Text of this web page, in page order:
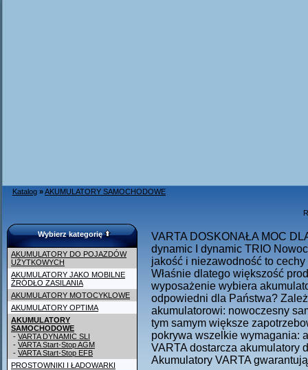
Katalog »AKUMULATORY SAMOCHODOWE
Wybierz kategorię
AKUMULATORY DO POJAZDÓW
UŻYTKOWYCH
AKUMULATORY JAKO MOBILNE
ŹRÓDŁO ZASILANIA
AKUMULATORY MOTOCYKLOWE
AKUMULATORY OPTIMA
AKUMULATORY
SAMOCHODOWE
- VARTA DYNAMIC SLI
- VARTA Start-Stop AGM
- VARTA Start-Stop EFB
PROSTOWNIKI I ŁADOWARKI
VARTA DOSKONAŁA MOC
dynamic I dynamic TRIO
jakość i niezawodność to
Właśnie dlatego większość
wyposażenie wybiera
odpowiedni dla Państwa?
akumulatorowi: nowoczesny
tym samym większe
pokrywa wszelkie wymagania:
VARTA dostarcza akumulatory
Akumulatory VARTA